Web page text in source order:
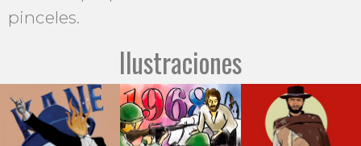
pinceles.
Ilustraciones